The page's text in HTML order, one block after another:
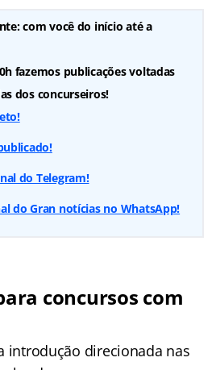
com você do início até a
fazemos publicações voltadas
dos concurseiros!
do Telegram!
do Gran notícias no WhatsApp!
concursos com
introdução direcionada nas